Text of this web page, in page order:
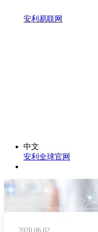
安利易联网
中文
安利全球官网
2020.06.02